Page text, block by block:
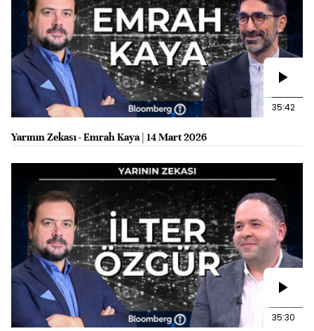
35:42
Yarının Zekası - Emrah Kaya | 14 Mart 2026
35:30